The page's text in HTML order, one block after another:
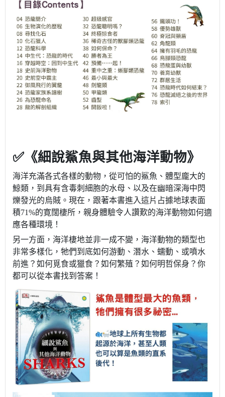
✅《細說鯊魚與其他海洋動物》
海洋充滿各式各樣的動物，從可怕的鯊魚、體型龐大的
鯨類，到具有含毒刺細胞的水母、以及在幽暗深海中閃
爍發光的烏賊。現在，跟著本書進入這片占據地球表面
積71%的寛闊棲所，親身體驗令人讚歎的海洋動物如何適
應各種環境！
另一方面，海洋棲地並非一成不變，海洋動物的類型也
非常多樣化，牠們到底如何游動、潛水、蠕動、或噴水
前進？如何覓食或獵食？如何繁殖？如何明哲保身？你
都可以從本書找到答案！